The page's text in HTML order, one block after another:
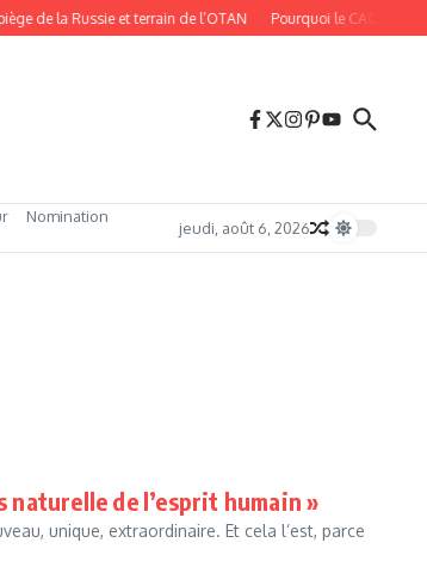
de la Russie et terrain de l’OTAN Pourquoi le CAC 40 bat
Nomination
jeudi, août 6, 2026
naturelle de l’esprit humain »
unique, extraordinaire. Et cela l’est, parce